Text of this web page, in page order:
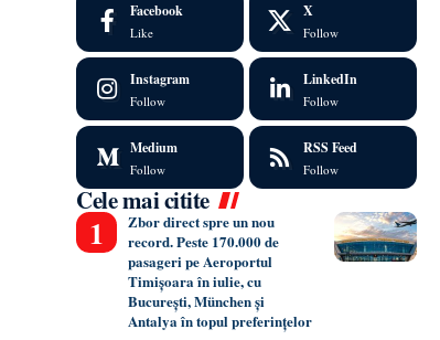
Facebook
Like
X
Follow
Instagram
Follow
LinkedIn
Follow
Medium
Follow
RSS Feed
Follow
Cele mai citite
Zbor direct spre un nou
record. Peste 170.000 de
pasageri pe Aeroportul
Timișoara în iulie, cu
București, München și
Antalya în topul preferințelor